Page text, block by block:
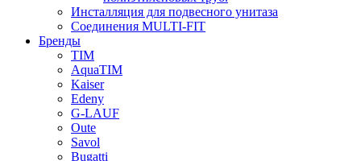
Инсталляция для подвесного унитаза
Соединения MULTI-FIT
Бренды
TIM
AquaTIM
Kaiser
Edeny
G-LAUF
Oute
Savol
Bugatti